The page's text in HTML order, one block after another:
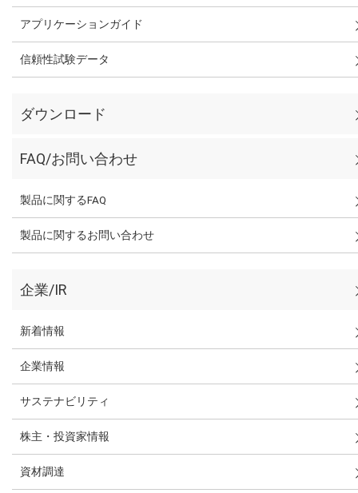
アプリケーションガイド
信頼性試験データ
ダウンロード
FAQ/お問い合わせ
製品に関するFAQ
製品に関するお問い合わせ
企業/IR
新着情報
企業情報
サステナビリティ
株主・投資家情報
資材調達